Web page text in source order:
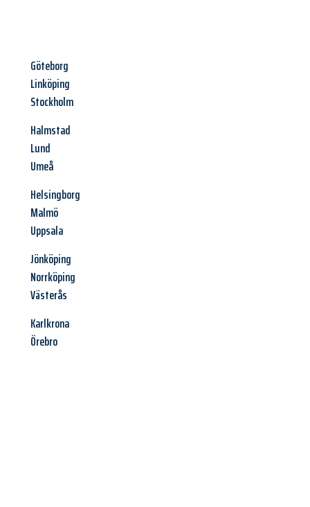
Göteborg
Linköping
Stockholm
Halmstad
Lund
Umeå
Helsingborg
Malmö
Uppsala
Jönköping
Norrköping
Västerås
Karlkrona
Örebro